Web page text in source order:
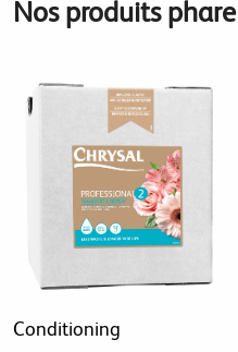
Nos produits phare
Conditioning